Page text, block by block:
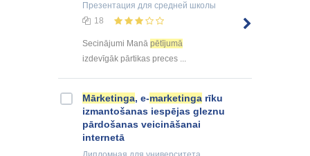
Презентация для средней школы
18
Secinājumi Manā pētījumā
izdevīgāk pārtikas preces ...
Mārketinga, e-marketinga rīku
izmantošanas iespējas gleznu
pārdošanas veicināšanai
internetā